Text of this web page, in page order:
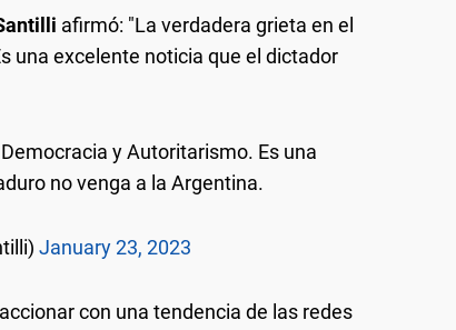
afirmó: "La verdadera grieta en el
una excelente noticia que el dictador
y Autoritarismo. Es una
no venga a la Argentina.
January 23, 2023
con una tendencia de las redes